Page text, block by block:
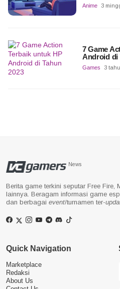
Anime 3
7 Game
Android di
Games 3
News
Berita game terkini seputar Free Fire,
lainnya. Beragam informasi game
dan berbagai event/turnamen ter-
Quick Navigation
Marketplace
Redaksi
About Us